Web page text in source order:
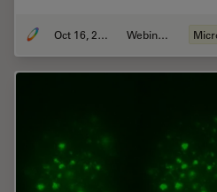
Oct 16, 2025 Webinaire